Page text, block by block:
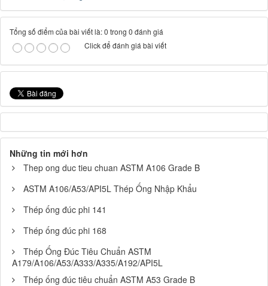
Tổng số điểm của bài viết là: 0 trong 0 đánh giá
Click để đánh giá bài viết
Những tin mới hơn
Thep ong duc tieu chuan ASTM A106 Grade B
ASTM A106/A53/API5L Thép Ống Nhập Khẩu
Thép ống đúc phi 141
Thép ống đúc phi 168
Thép Ống Đúc Tiêu Chuẩn ASTM
A179/A106/A53/A333/A335/A192/API5L
Thép ống đúc tiêu chuẩn ASTM A53 Grade B